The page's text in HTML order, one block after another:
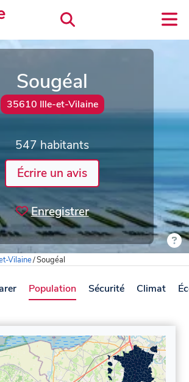
Sougéal
35610 Ille-et-Vilaine
547 habitants
Écrire un avis
Enregistrer
Vilaine/Sougéal
Population Sécurité Climat